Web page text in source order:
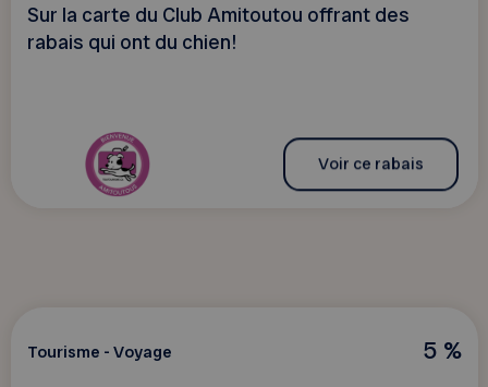
Sur la carte du Club Amitoutou offrant des
rabais qui ont du chien!
Voir ce rabais
5 %
Tourisme - Voyage